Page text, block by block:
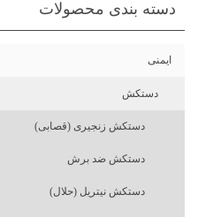
دسته بندی محصولات
ایمنی
دستکش
دستکش زنجیری (قصابی)
دستکش ضد برش
دستکش نیتریل (حلال)